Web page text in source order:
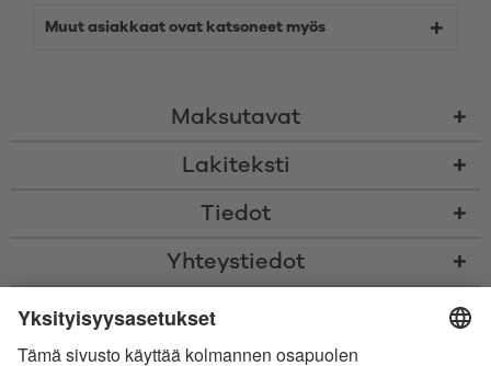
Muut asiakkaat ovat katsoneet myös
Maksutavat
Lakiteksti
Tiedot
Yhteystiedot
sekä
tarvittaessa postiennakkomaksut, ellei toisin ole ilmoitettu
* Bluetooth®-sanamerkki ja logot ovat Bluetooth SIG, Inc.:in omistamia